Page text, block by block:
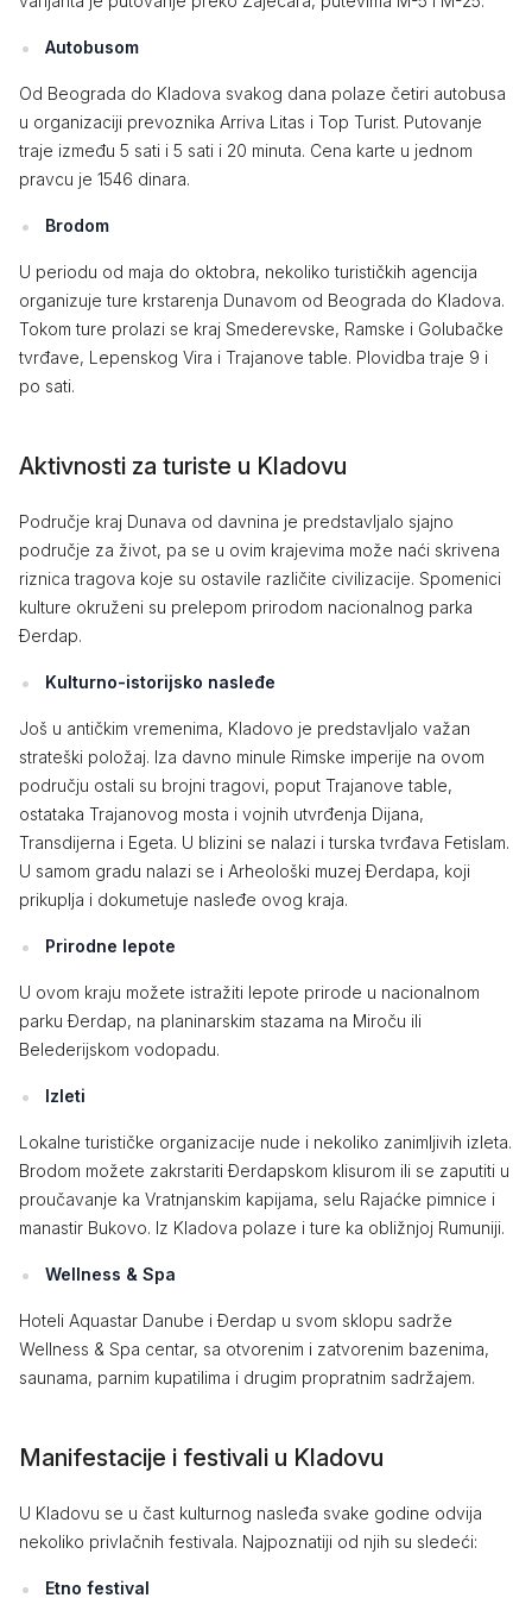
Autobusom
Od Beograda do Kladova svakog dana polaze četiri autobusa
u organizaciji prevoznika Arriva Litas i Top Turist. Putovanje
traje između 5 sati i 5 sati i 20 minuta. Cena karte u jednom
pravcu je 1546 dinara.
Brodom
U periodu od maja do oktobra, nekoliko turističkih agencija
organizuje ture krstarenja Dunavom od Beograda do Kladova.
Tokom ture prolazi se kraj Smederevske, Ramske i Golubačke
tvrđave, Lepenskog Vira i Trajanove table. Plovidba traje 9 i
po sati.
Aktivnosti za turiste u Kladovu
Područje kraj Dunava od davnina je predstavljalo sjajno
područje za život, pa se u ovim krajevima može naći skrivena
riznica tragova koje su ostavile različite civilizacije. Spomenici
kulture okruženi su prelepom prirodom nacionalnog parka
Đerdap.
Kulturno-istorijsko nasleđe
Još u antičkim vremenima, Kladovo je predstavljalo važan
strateški položaj. Iza davno minule Rimske imperije na ovom
području ostali su brojni tragovi, poput Trajanove table,
ostataka Trajanovog mosta i vojnih utvrđenja Dijana,
Transdijerna i Egeta. U blizini se nalazi i turska tvrđava Fetislam.
U samom gradu nalazi se i Arheološki muzej Đerdapa, koji
prikuplja i dokumetuje nasleđe ovog kraja.
Prirodne lepote
U ovom kraju možete istražiti lepote prirode u nacionalnom
parku Đerdap, na planinarskim stazama na Miroču ili
Belederijskom vodopadu.
Izleti
Lokalne turističke organizacije nude i nekoliko zanimljivih izleta.
Brodom možete zakrstariti Đerdapskom klisurom ili se zaputiti u
proučavanje ka Vratnjanskim kapijama, selu Rajaćke pimnice i
manastir Bukovo. Iz Kladova polaze i ture ka obližnjoj Rumuniji.
Wellness & Spa
Hoteli Aquastar Danube i Đerdap u svom sklopu sadrže
Wellness & Spa centar, sa otvorenim i zatvorenim bazenima,
saunama, parnim kupatilima i drugim propratnim sadržajem.
Manifestacije i festivali u Kladovu
U Kladovu se u čast kulturnog nasleđa svake godine odvija
nekoliko privlačnih festivala. Najpoznatiji od njih su sledeći:
Etno festival